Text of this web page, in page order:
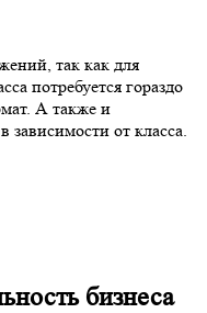
так как для
потребуется гораздо
А также и
зависимости от класса.
бизнеса